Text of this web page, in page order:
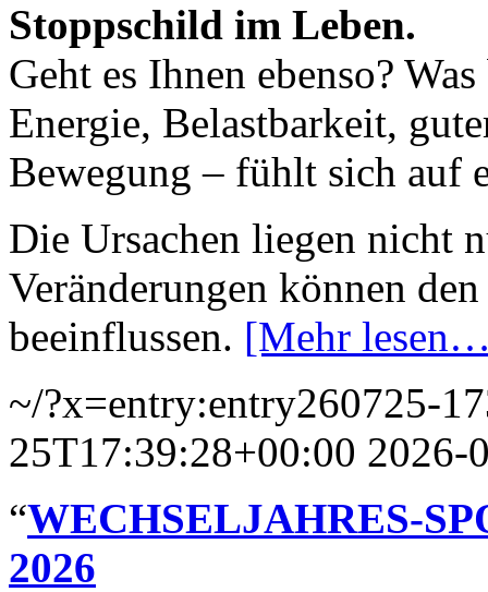
Stoppschild im Leben.
Geht es Ihnen ebenso?
Energie, Belastbarkeit,
Bewegung – fühlt sich auf
Die Ursachen liegen nicht
Veränderungen können
beeinflussen. [Mehr
~/?x=entry:entry260725-
25T17:39:28+00:00 2026-
“WECHSELJAHRES-
2026